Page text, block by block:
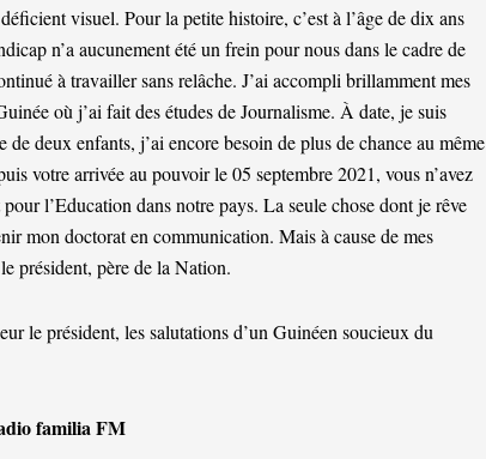
déficient visuel. Pour la petite histoire, c’est à l’âge de dix ans
n’a aucunement été un frein pour nous dans le cadre de
à travailler sans relâche. J’ai accompli brillamment mes
où j’ai fait des études de Journalisme. À date, je suis
deux enfants, j’ai encore besoin de plus de chance au même
votre arrivée au pouvoir le 05 septembre 2021, vous n’avez
l’Education dans notre pays. La seule chose dont je rêve
mon doctorat en communication. Mais à cause de mes
président, père de la Nation.
le président, les salutations d’un Guinéen soucieux du
familia FM